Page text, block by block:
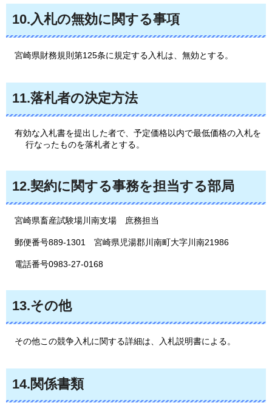
10.入札の無効に関する事項
宮崎県財務規則第125条に規定する入札は、無効とする。
11.落札者の決定方法
有効な入札書を提出した者で、予定価格以内で最低価格の入札を
行なったものを落札者とする。
12.契約に関する事務を担当する部局
宮崎県畜産試験場川南支場 庶務担当
郵便番号889-1301 宮崎県児湯郡川南町大字川南21986
電話番号0983-27-0168
13.その他
その他この競争入札に関する詳細は、入札説明書による。
14.関係書類